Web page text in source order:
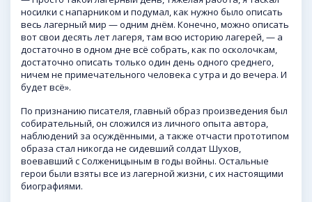
носилки с напарником и подумал, как нужно было описать
весь лагерный мир — одним днём. Конечно, можно описать
вот свои десять лет лагеря, там всю историю лагерей, — а
достаточно в одном дне всё собрать, как по осколочкам,
достаточно описать только один день одного среднего,
ничем не примечательного человека с утра и до вечера. И
будет всё».
По признанию писателя, главный образ произведения был
собирательный, он сложился из личного опыта автора,
наблюдений за осуждёнными, а также отчасти прототипом
образа стал никогда не сидевший солдат Шухов,
воевавший с Солженицыным в годы войны. Остальные
герои были взяты все из лагерной жизни, с их настоящими
биографиями.